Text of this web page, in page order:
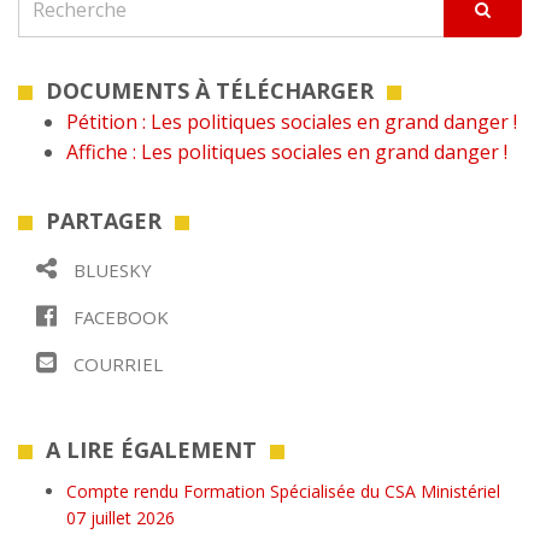
DOCUMENTS À TÉLÉCHARGER
Pétition : Les politiques sociales en grand danger !
Affiche : Les politiques sociales en grand danger !
PARTAGER
BLUESKY
FACEBOOK
COURRIEL
A LIRE ÉGALEMENT
Compte rendu Formation Spécialisée du CSA Ministériel
07 juillet 2026